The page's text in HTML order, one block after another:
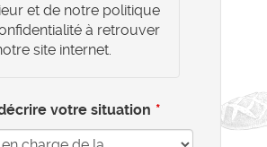
et de notre politique
à retrouver
site internet.
votre situation